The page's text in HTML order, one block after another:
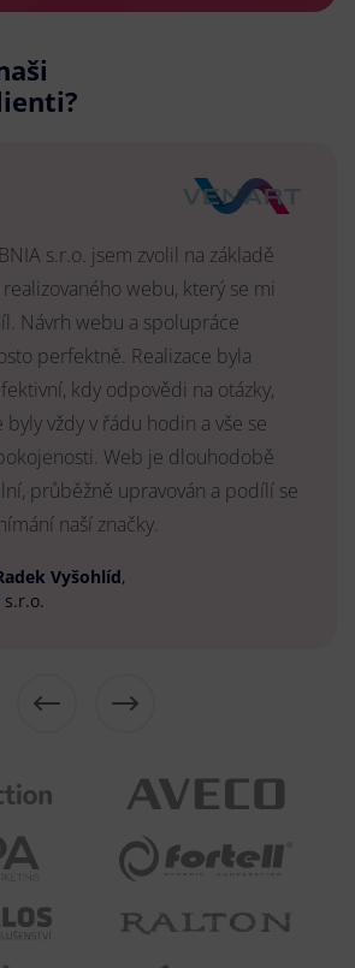
s.r.o. jsem zvolil na základě
webu, který se mi
Návrh webu a spolupráce
perfektně. Realizace byla
kdy odpovědi na otázky,
byly vždy v řádu hodin a vše se
Web je dlouhodobě
průběžně upravován a podílí se
naší značky.
Vyšohlíd,
s.r.o.